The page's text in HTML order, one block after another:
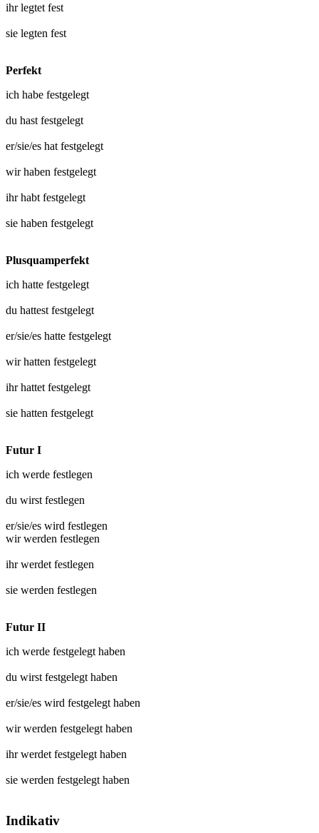
ihrlegtet fest
sie legten fest
Perfekt
ich habe festgelegt
du hast festgelegt
er/sie/es hat festgelegt
wir haben festgelegt
ihr habt festgelegt
sie haben festgelegt
Plusquamperfekt
ich hatte festgelegt
du hattest festgelegt
er/sie/es hatte festgelegt
wir hatten festgelegt
ihr hattet festgelegt
sie hatten festgelegt
Futur I
ich werde festlegen
du wirst festlegen
er/sie/es wird festlegen
wir werden festlegen
ihr werdet festlegen
sie werden festlegen
Futur II
ich werde festgelegt haben
du wirst festgelegt haben
er/sie/es wird festgelegt haben
wir werden festgelegt haben
ihr werdet festgelegt haben
sie werden festgelegt haben
Indikativ